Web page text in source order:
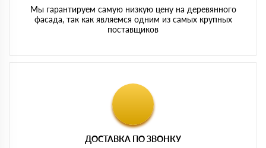
Мы гарантируем самую низкую цену на деревянного
фасада, так как являемся одним из самых крупных
поставщиков
ДОСТАВКА ПО ЗВОНКУ